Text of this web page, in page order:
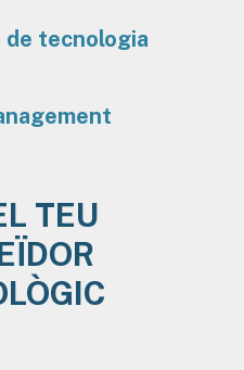
tecnologia
TEU